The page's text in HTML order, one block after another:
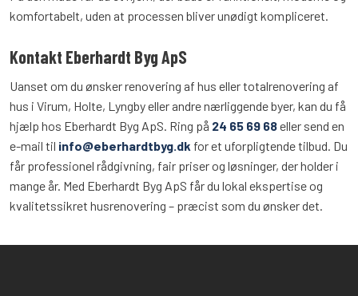
komfortabelt, uden at processen bliver unødigt kompliceret.
Kontakt Eberhardt Byg ApS
Uanset om du ønsker renovering af hus eller totalrenovering af
hus i Virum, Holte, Lyngby eller andre nærliggende byer, kan du få
hjælp hos Eberhardt Byg ApS. Ring på 24 65 69 68eller send en
e-mail til info@eberhardtbyg.dk for et uforpligtende tilbud. Du
får professionel rådgivning, fair priser og løsninger, der holder i
mange år. Med Eberhardt Byg ApS får du lokal ekspertise og
kvalitetssikret husrenovering – præcist som du ønsker det.